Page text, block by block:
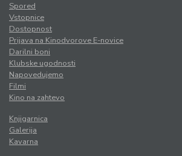
Spored
Vstopnice
Dostopnost
Prijava na Kinodvorove E-novice
Darilni boni
Klubske ugodnosti
Napovedujemo
Filmi
Kino na zahtevo
Knjigarnica
Galerija
Kavarna